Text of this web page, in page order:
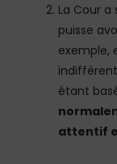
La Cour
puisse
exemple,
étant
attentif